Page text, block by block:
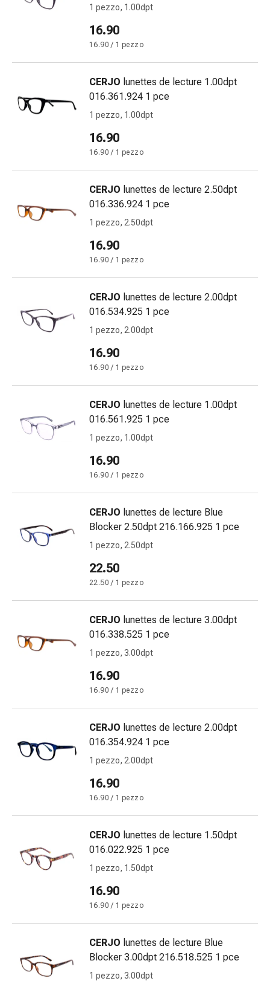
cardiaco
memoria
e
della
concentrazione
Allergie
pelle
Naso
Gastrointestinale
Diarrea
Bruciore
stomaco
Nausea
vomito
Digestione,
gonfiore
crampi
Costipazione
Trattamento
prurito
Calli
verruche
Micosi
di
unghie
piedi
Trattamento
delle
cicatrici
Sudorazione
patologica
Pelle
Vesciche
febbre
Sfogo
Acne
Rimedi
Terapia
i
Bach
1 pezzo, 1.00dpt
16.90
16.90 / 1 pezzo
CERJO lunettes de lecture 1.00dpt
016.361.924 1 pce
1 pezzo, 1.00dpt
16.90
16.90 / 1 pezzo
CERJO lunettes de lecture 2.50dpt
016.336.924 1 pce
1 pezzo, 2.50dpt
16.90
16.90 / 1 pezzo
CERJO lunettes de lecture 2.00dpt
016.534.925 1 pce
1 pezzo, 2.00dpt
16.90
16.90 / 1 pezzo
CERJO lunettes de lecture 1.00dpt
016.561.925 1 pce
1 pezzo, 1.00dpt
16.90
16.90 / 1 pezzo
CERJO lunettes de lecture Blue
Blocker 2.50dpt 216.166.925 1 pce
1 pezzo, 2.50dpt
22.50
22.50 / 1 pezzo
CERJO lunettes de lecture 3.00dpt
016.338.525 1 pce
1 pezzo, 3.00dpt
16.90
16.90 / 1 pezzo
CERJO lunettes de lecture 2.00dpt
016.354.924 1 pce
1 pezzo, 2.00dpt
16.90
16.90 / 1 pezzo
CERJO lunettes de lecture 1.50dpt
016.022.925 1 pce
1 pezzo, 1.50dpt
16.90
16.90 / 1 pezzo
CERJO lunettes de lecture Blue
Blocker 3.00dpt 216.518.525 1 pce
1 pezzo, 3.00dpt